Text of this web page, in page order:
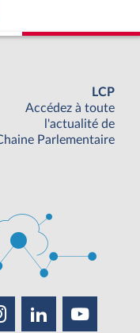
LCP
Accédez à toute
l'actualité de
Parlementaire